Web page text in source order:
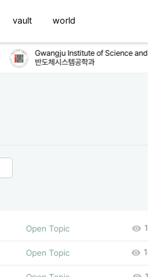
vault world
Gwangju Institute of Science and
반도체시스템공학과
Open Topic
Open Topic